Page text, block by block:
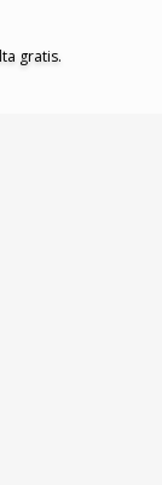
gratis.